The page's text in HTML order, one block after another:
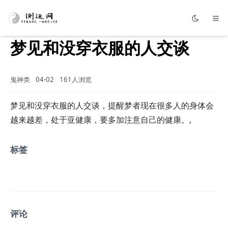
梦见和没穿衣服的人交谈
鬼神类 04-02 161人浏览
梦见和没穿衣服的人交谈，提醒梦者现在很多人的身体会
越来越差，处于亚健康，要多加注意自己的健康。,
标签
评论